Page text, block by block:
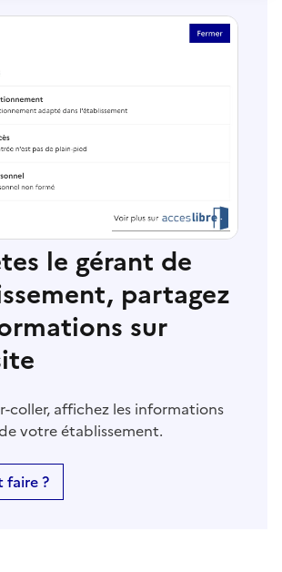
le gérant de
partagez
sur
coller, affichez les informations
votre établissement.
faire ?